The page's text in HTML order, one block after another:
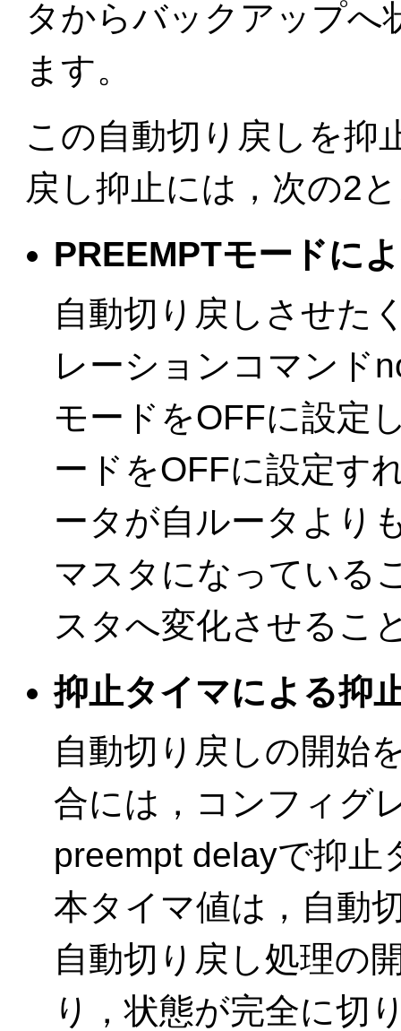
タからバックアップへ
ます。
この自動切り戻しを抑
戻し抑止には，次の2
PREEMPTモードに
自動切り戻しさせた
レーションコマンド
モードをOFFに設定
ードをOFFに設定す
ータが自ルータより
マスタになっている
スタへ変化させるこ
抑止タイマによる抑
自動切り戻しの開始
合には，コンフィグ
preempt delayで抑止
本タイマ値は，自動
自動切り戻し処理の
り，状態が完全に切